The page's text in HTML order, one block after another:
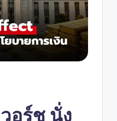
อร์ช นั่ง